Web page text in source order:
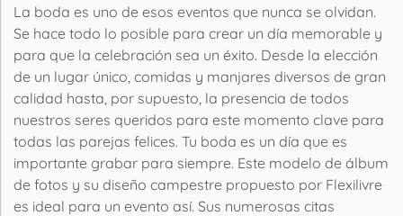
La boda es uno de esos eventos que nunca se olvidan.
Se hace todo lo posible para crear un día memorable y
para que la celebración sea un éxito. Desde la elección
de un lugar único, comidas y manjares diversos de gran
calidad hasta, por supuesto, la presencia de todos
nuestros seres queridos para este momento clave para
todas las parejas felices. Tu boda es un día que es
importante grabar para siempre. Este modelo de álbum
de fotos y su diseño campestre propuesto por Flexilivre
es ideal para un evento así. Sus numerosas citas